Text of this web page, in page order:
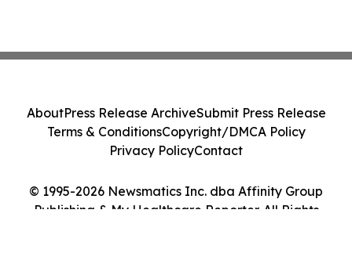
© 1995-2026 Newsmatics Inc. dba Affinity Group
Publishing & My Healthcare Reporter. All Rights
AboutPress Release ArchiveSubmit Press Release
Terms & ConditionsCopyright/DMCA Policy
Privacy PolicyContact